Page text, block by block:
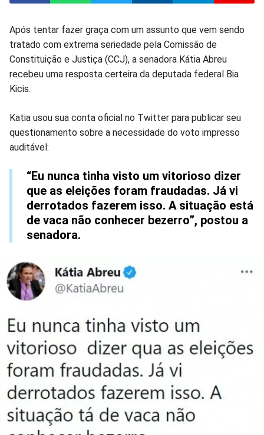
Compartilhar
no
Facebook
Compartilhar
no
Compartilhar
no
Compartilhar
no
Compartilhar
no
no
Após tentar fazer graça com um assunto que vem sendo
tratado com extrema seriedade pela Comissão de
Constituição e Justiça (CCJ), a senadora Kátia Abreu
recebeu uma resposta certeira da deputada federal Bia
Kicis.
Katia usou sua conta oficial no Twitter para publicar seu
questionamento sobre a necessidade do voto impresso
auditável:
“Eu nunca tinha visto um vitorioso dizer
que as eleições foram fraudadas. Já vi
derrotados fazerem isso. A situação está
de vaca não conhecer bezerro”, postou a
senadora.